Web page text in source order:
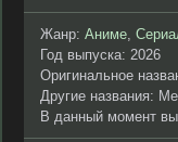
Жанр: Аниме,
Год выпуска: 2026
Оригинальное
Другие названия:
В данный момент